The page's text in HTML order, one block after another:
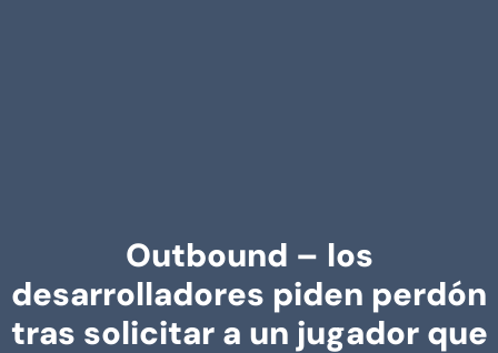
Outbound – los
desarrolladores piden perdón
tras solicitar a un jugador que